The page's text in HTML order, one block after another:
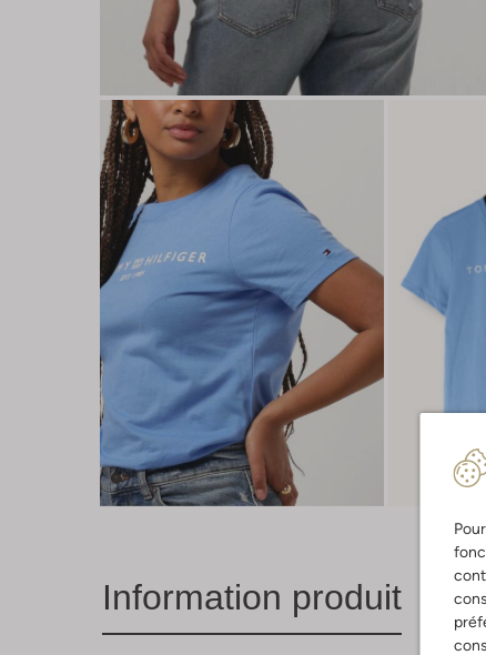
Information produit